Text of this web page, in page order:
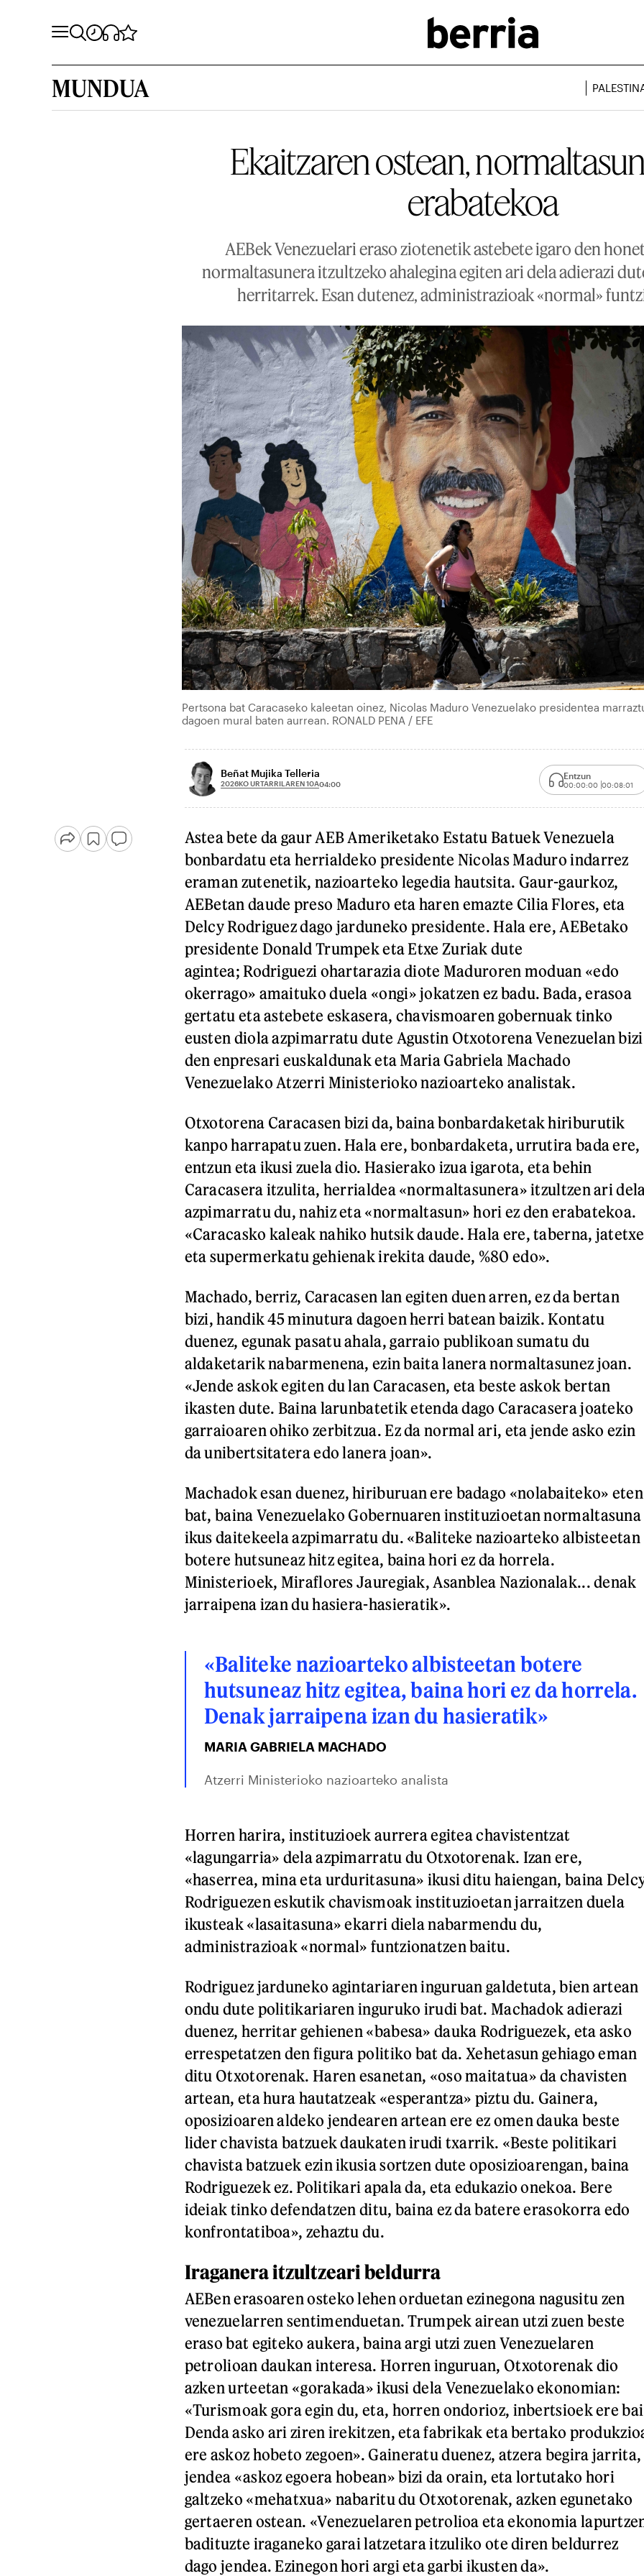
MUNDUA
Ekaitzaren ostean,
erabatekoa
AEBek Venezuelari eraso ziotenetik astebete igaro den
normaltasunera itzultzeko ahalegina egiten ari dela adierazi
herritarrek. Esan dutenez, administrazioak «normal»
Pertsona bat Caracaseko kaleetan oinez, Nicolas Maduro Venezuelako presidentea
dagoen mural baten aurrean. RONALD PENA / EFE
Beñat Mujika Telleria
2026KO URTARRILAREN 10A04:00
Entzun
00:00:00 00:08:01
Astea bete da gaur AEB Ameriketako Estatu Batuek Venezuela
bonbardatu eta herrialdeko presidente Nicolas Maduro indarrez
eraman zutenetik, nazioarteko legedia hautsita. Gaur-gaurkoz,
AEBetan daude preso Maduro eta haren emazte Cilia Flores, eta
Delcy Rodriguez dago jarduneko presidente. Hala ere, AEBetako
presidente Donald Trumpek eta Etxe Zuriak dute
agintea; Rodriguezi ohartarazia diote Maduroren moduan «edo
okerrago» amaituko duela «ongi» jokatzen ez badu. Bada, erasoa
gertatu eta astebete eskasera, chavismoaren gobernuak tinko
eusten diola azpimarratu dute Agustin Otxotorena Venezuelan bizi
den enpresari euskaldunak eta Maria Gabriela Machado
Venezuelako Atzerri Ministerioko nazioarteko analistak.
Otxotorena Caracasen bizi da, baina bonbardaketak hiriburutik
kanpo harrapatu zuen. Hala ere, bonbardaketa, urrutira bada ere,
entzun eta ikusi zuela dio. Hasierako izua igarota, eta behin
Caracasera itzulita, herrialdea «normaltasunera» itzultzen ari
azpimarratu du, nahiz eta «normaltasun» hori ez den erabatekoa.
«Caracasko kaleak nahiko hutsik daude. Hala ere, taberna, jatetxe
eta supermerkatu gehienak irekita daude, %80 edo».
Machado, berriz, Caracasen lan egiten duen arren, ez da bertan
bizi, handik 45 minutura dagoen herri batean baizik. Kontatu
duenez, egunak pasatu ahala, garraio publikoan sumatu du
aldaketarik nabarmenena, ezin baita lanera normaltasunez joan.
«Jende askok egiten du lan Caracasen, eta beste askok bertan
ikasten dute. Baina larunbatetik etenda dago Caracasera joateko
garraioaren ohiko zerbitzua. Ez da normal ari, eta jende asko ezin
da unibertsitatera edo lanera joan».
Machadok esan duenez, hiriburuan ere badago «nolabaiteko» eten
bat, baina Venezuelako Gobernuaren instituzioetan normaltasuna
ikus daitekeela azpimarratu du. «Baliteke nazioarteko albisteetan
botere hutsuneaz hitz egitea, baina hori ez da horrela.
Ministerioek, Miraflores Jauregiak, Asanblea Nazionalak... denak
jarraipena izan du hasiera-hasieratik».
«Baliteke nazioarteko albisteetan botere
hutsuneaz hitz egitea, baina hori ez da horrela.
Denak jarraipena izan du hasieratik»
MARIA GABRIELA MACHADO
Atzerri Ministerioko nazioarteko analista
Horren harira, instituzioek aurrera egitea chavistentzat
«lagungarria» dela azpimarratu du Otxotorenak. Izan ere,
«haserrea, mina eta urduritasuna» ikusi ditu haiengan, baina
Rodriguezen eskutik chavismoak instituzioetan jarraitzen duela
ikusteak «lasaitasuna» ekarri diela nabarmendu du,
administrazioak «normal» funtzionatzen baitu.
Rodriguez jarduneko agintariaren inguruan galdetuta, bien artean
ondu dute politikariaren inguruko irudi bat. Machadok adierazi
duenez, herritar gehienen «babesa» dauka Rodriguezek, eta asko
errespetatzen den figura politiko bat da. Xehetasun gehiago eman
ditu Otxotorenak. Haren esanetan, «oso maitatua» da chavisten
artean, eta hura hautatzeak «esperantza» piztu du. Gainera,
oposizioaren aldeko jendearen artean ere ez omen dauka beste
lider chavista batzuek daukaten irudi txarrik. «Beste politikari
chavista batzuek ezin ikusia sortzen dute oposizioarengan, baina
Rodriguezek ez. Politikari apala da, eta edukazio onekoa. Bere
ideiak tinko defendatzen ditu, baina ez da batere erasokorra edo
konfrontatiboa», zehaztu du.
Iraganera itzultzeari beldurra
AEBen erasoaren osteko lehen orduetan ezinegona nagusitu zen
venezuelarren sentimenduetan. Trumpek airean utzi zuen beste
eraso bat egiteko aukera, baina argi utzi zuen Venezuelaren
petrolioan daukan interesa. Horren inguruan, Otxotorenak dio
azken urteetan «gorakada» ikusi dela Venezuelako ekonomian:
«Turismoak gora egin du, eta, horren ondorioz, inbertsioek ere
Denda asko ari ziren irekitzen, eta fabrikak eta bertako
ere askoz hobeto zegoen». Gaineratu duenez, atzera begira jarrita,
jendea «askoz egoera hobean» bizi da orain, eta lortutako hori
galtzeko «mehatxua» nabaritu du Otxotorenak, azken egunetako
gertaeren ostean. «Venezuelaren petrolioa eta ekonomia
badituzte iraganeko garai latzetara itzuliko ote diren beldurrez
dago jendea. Ezinegon hori argi eta garbi ikusten da».